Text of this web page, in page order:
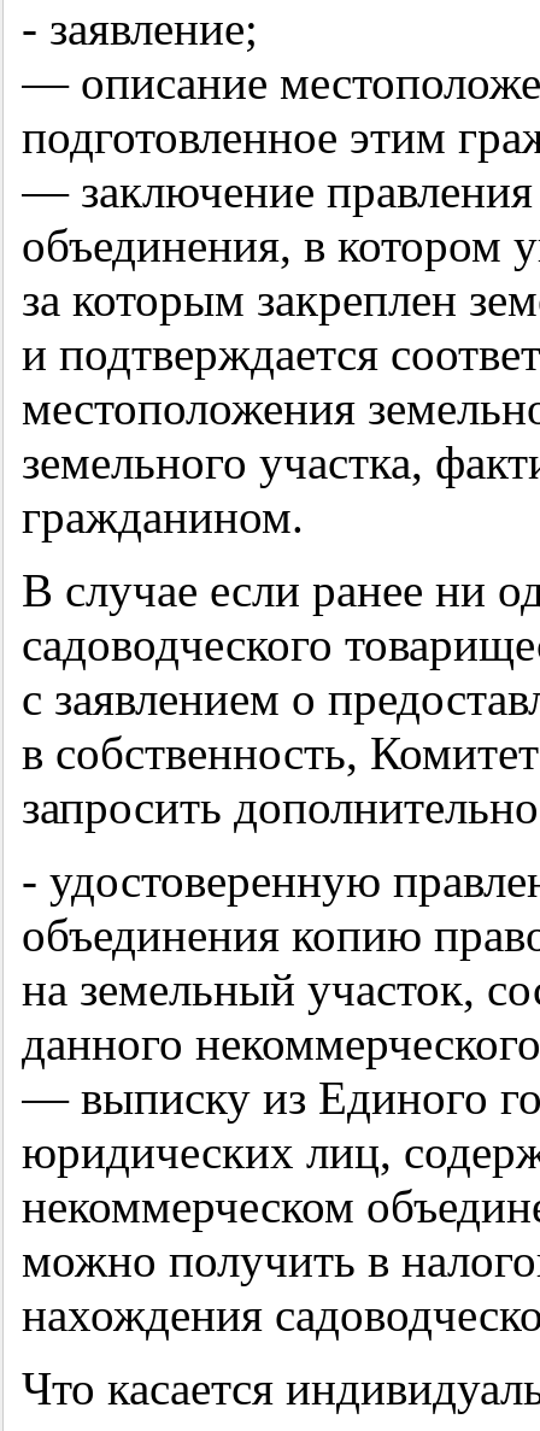
- заявление;
— описание
подготовленное этим
— заключение
объединения, в котором
за которым закреплен
и подтверждается
местоположения
земельного участка,
гражданином.
В случае если ранее ни
садоводческого
с заявлением о
в собственность,
запросить
- удостоверенную
объединения копию
на земельный участок,
данного
— выписку из Единого
юридических лиц,
некоммерческом
можно получить в
нахождения
Что касается